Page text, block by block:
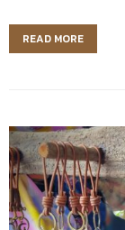
READ MORE